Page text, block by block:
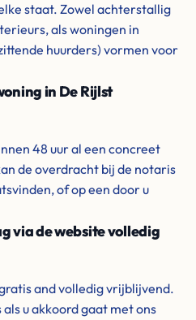
staat. Zowel achterstallig
als woningen in
huurders) vormen voor
in De Rijlst
48 uur al een concreet
de overdracht bij de notaris
of op een door u
via de website volledig
and volledig vrijblijvend.
als u akkoord gaat met ons